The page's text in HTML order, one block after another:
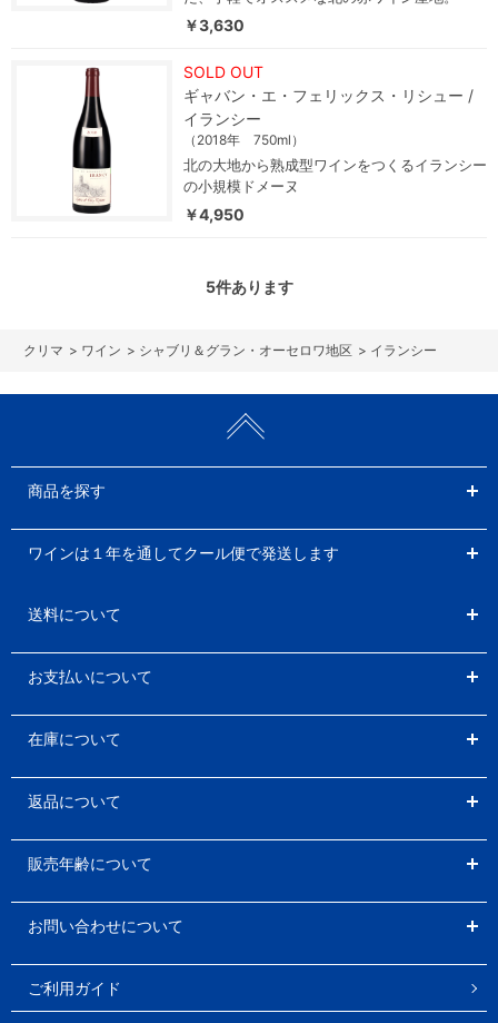
￥3,630
SOLD OUT
ギャバン・エ・フェリックス・リシュー /
イランシー
（2018年 750ml）
北の大地から熟成型ワインをつくるイランシー
の小規模ドメーヌ
￥4,950
5件あります
> ワイン > シャブリ＆グラン・オーセロワ地区 > イランシー
商品を探す
ワインは１年を通してクール便で発送します
送料について
お支払いについて
在庫について
返品について
販売年齢について
お問い合わせについて
ご利用ガイド